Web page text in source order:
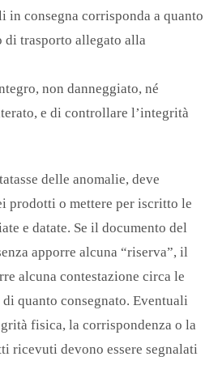
in consegna corrisponda a quanto
trasporto allegato alla
non danneggiato, né
e di controllare l’integrità
delle anomalie, deve
prodotti o mettere per iscritto le
e datate. Se il documento del
apporre alcuna “riserva”, il
alcuna contestazione circa le
quanto consegnato. Eventuali
fisica, la corrispondenza o la
ricevuti devono essere segnalati